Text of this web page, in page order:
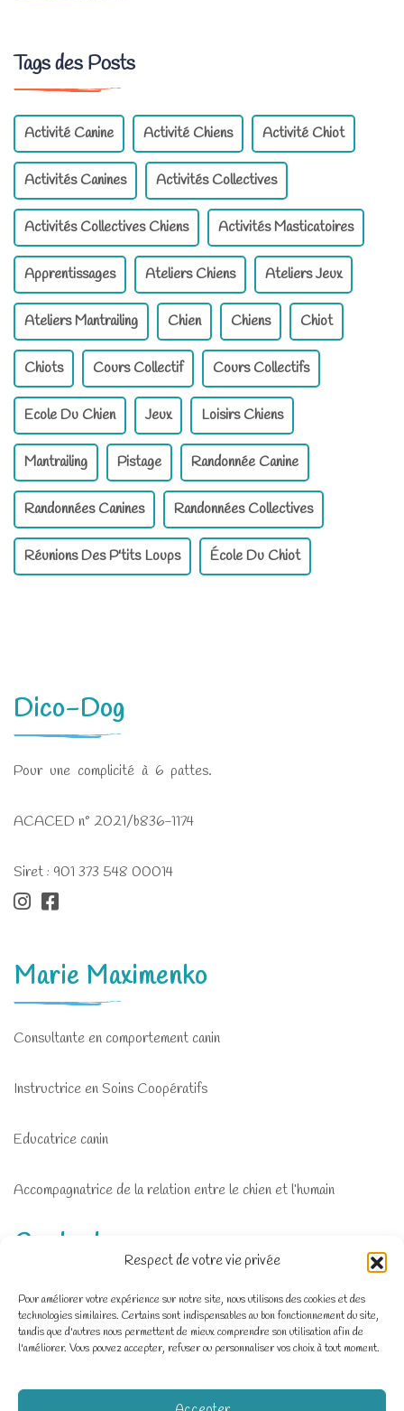
Respect de votre vie privée
Pour améliorer votre expérience sur notre site, nous utilisons des cookies et des
technologies similaires. Certains sont indispensables au bon fonctionnement du site,
tandis que d'autres nous permettent de mieux comprendre son utilisation afin de
l'améliorer. Vous pouvez accepter, refuser ou personnaliser vos choix à tout moment.
Tags des Posts
Activité Canine Activité Chiens Activité Chiot
Activités Canines Activités Collectives
Activités Collectives Chiens Activités Masticatoires
Apprentissages Ateliers Chiens Ateliers Jeux
Ateliers Mantrailing Chien Chiens Chiot
Chiots Cours Collectif Cours Collectifs
Ecole Du Chien Jeux Loisirs Chiens
Mantrailing Pistage Randonnée Canine
Randonnées Canines Randonnées Collectives
Réunions Des P'tits Loups École Du Chiot
Dico-Dog
Pour une complicité à 6 pattes.
ACACED n° 2021/b836-1174
Siret : 901 373 548 00014
Marie Maximenko
Consultante en comportement canin
Instructrice en Soins Coopératifs
Educatrice canin
Accompagnatrice de la relation entre le chien et l’humain
Contact
Zone d'intervention : Deux-Sèvres, Charente-Maritime,
Vienne